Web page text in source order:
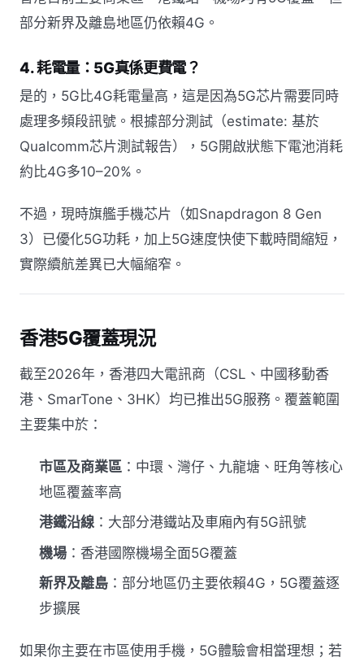
部分新界及離島地區仍依賴4G。
4. 耗電量：5G真係更費電？
是的，5G比4G耗電量高，這是因為5G芯片需要同時
處理多頻段訊號。根據部分測試（estimate: 基於
Qualcomm芯片測試報告），5G開啟狀態下電池消耗
約比4G多10–20%。
不過，現時旗艦手機芯片（如Snapdragon 8 Gen
3）已優化5G功耗，加上5G速度快使下載時間縮短，
實際續航差異已大幅縮窄。
香港5G覆蓋現況
截至2026年，香港四大電訊商（CSL、中國移動香
港、SmarTone、3HK）均已推出5G服務。覆蓋範圍
主要集中於：
市區及商業區 ：中環、灣仔、九龍塘、旺角等核心
地區覆蓋率高
港鐵沿線 ：大部分港鐵站及車廂內有5G訊號
機場 ：香港國際機場全面5G覆蓋
新界及離島 ：部分地區仍主要依賴4G，5G覆蓋逐
步擴展
如果你主要在市區使用手機，5G體驗會相當理想；若